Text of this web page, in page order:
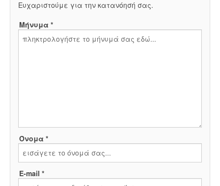
Ευχαριστούμε για την κατανόησή σας.
Μήνυμα *
Όνομα *
E-mail *